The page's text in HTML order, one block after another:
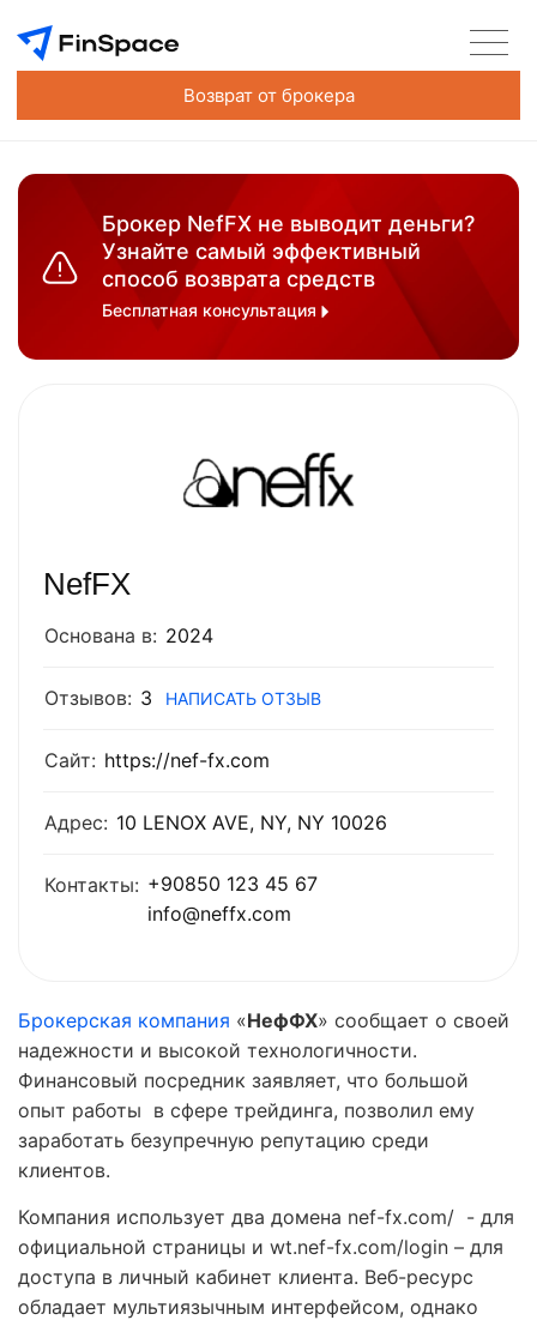
Возврат от брокера
Брокер NefFX не выводит деньги?
Узнайте самый эффективный
способ возврата средств
Бесплатная консультация
NefFX
Основана в: 2024
Отзывов: 3 НАПИСАТЬ ОТЗЫВ
Сайт: https://nef-fx.com
Адрес: 10 LENOX AVE, NY, NY 10026
Контакты: +90850 123 45 67
info@neffx.com
Брокерская компания «НефФХ» сообщает о своей
надежности и высокой технологичности.
Финансовый посредник заявляет, что большой
опыт работы в сфере трейдинга, позволил ему
заработать безупречную репутацию среди
клиентов.
Компания использует два домена nef-fx.com/ - для
официальной страницы и wt.nef-fx.com/login – для
доступа в личный кабинет клиента. Веб-ресурс
обладает мультиязычным интерфейсом, однако